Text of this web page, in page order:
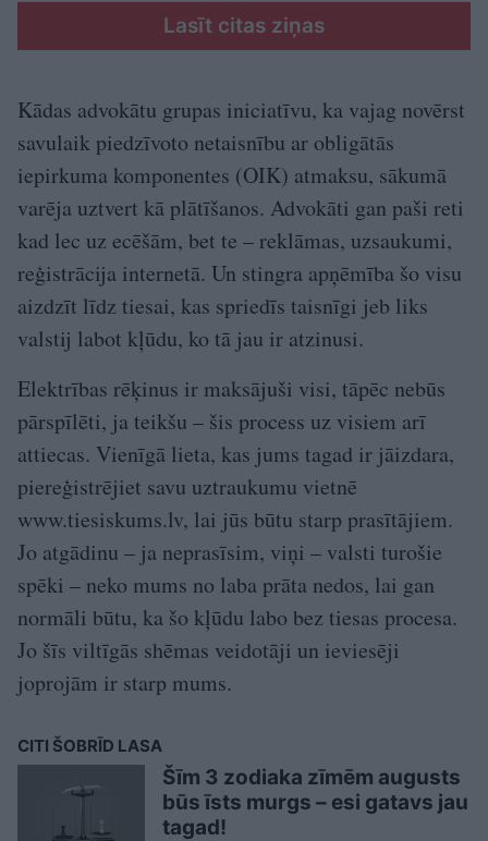
Lasīt citas ziņas
Kādas advokātu grupas iniciatīvu, ka vajag novērst
savulaik piedzīvoto netaisnību ar obligātās
iepirkuma komponentes (OIK) atmaksu, sākumā
varēja uztvert kā plātīšanos. Advokāti gan paši reti
kad lec uz ecēšām, bet te – reklāmas, uzsaukumi,
reģistrācija internetā. Un stingra apņēmība šo visu
aizdzīt līdz tiesai, kas spriedīs taisnīgi jeb liks
valstij labot kļūdu, ko tā jau ir atzinusi.
Elektrības rēķinus ir maksājuši visi, tāpēc nebūs
pārspīlēti, ja teikšu – šis process uz visiem arī
attiecas. Vienīgā lieta, kas jums tagad ir jāizdara,
piereģistrējiet savu uztraukumu vietnē
www.tiesiskums.lv, lai jūs būtu starp prasītājiem.
Jo atgādinu – ja neprasīsim, viņi – valsti turošie
spēki – neko mums no laba prāta nedos, lai gan
normāli būtu, ka šo kļūdu labo bez tiesas procesa.
Jo šīs viltīgās shēmas veidotāji un ieviesēji
joprojām ir starp mums.
CITI ŠOBRĪD LASA
Šīm 3 zodiaka zīmēm augusts
būs īsts murgs – esi gatavs jau
tagad!